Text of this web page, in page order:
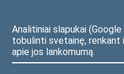
Analitiniai slapukai
tobulinti svetainę, renkant
apie jos lankomumą.
Seimo
Pradžia